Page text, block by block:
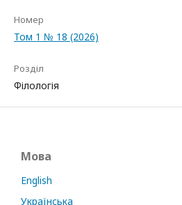
Номер
Том 1 № 18 (2026)
Розділ
Філологія
Мова
English
Українська